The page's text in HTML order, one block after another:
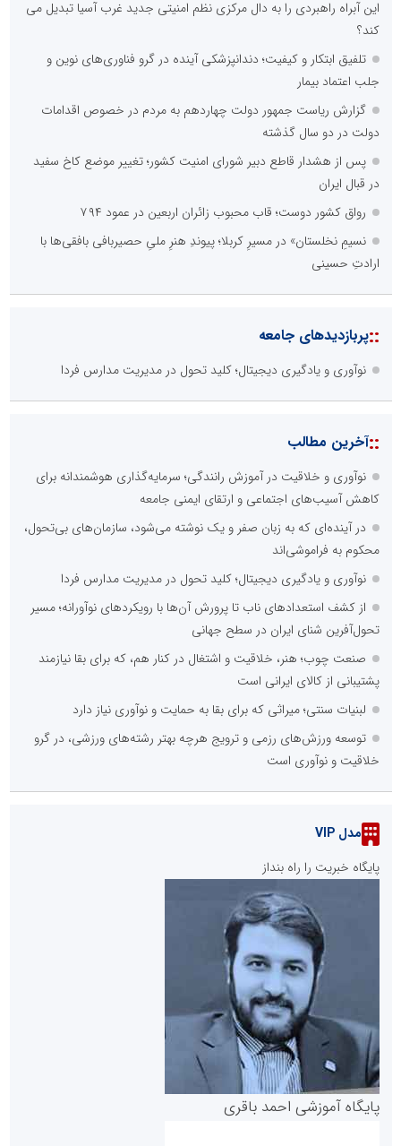
این آبراه راهبردی را به دال مرکزی نظم امنیتی جدید غرب آسیا تبدیل می
کند؟
تلفیق ابتکار و کیفیت؛ دندانپزشکی آینده در گرو فناوری‌های نوین و
جلب اعتماد بیمار
گزارش ریاست جمهور دولت چهاردهم به مردم در خصوص اقدامات
دولت در دو سال گذشته
پس از هشدار قاطع دبیر شورای امنیت کشور؛ تغییر موضع کاخ سفید
در قبال ایران
رواق کشور دوست؛ قاب محبوب زائران اربعین در عمود ۷۹۴
نسیمِ نخلستان» در مسیرِ کربلا؛ پیوندِ هنرِ ملیِ حصیربافی بافقی‌ها با
ارادتِ حسینی
::پربازدیدهای جامعه
نوآوری و یادگیری دیجیتال؛ کلید تحول در مدیریت مدارس فردا
::آخرین مطالب
نوآوری و خلاقیت در آموزش رانندگی؛ سرمایه‌گذاری هوشمندانه برای
کاهش آسیب‌های اجتماعی و ارتقای ایمنی جامعه
در آینده‌ای که به زبان صفر و یک نوشته می‌شود، سازمان‌های بی‌تحول،
محکوم به فراموشی‌اند
نوآوری و یادگیری دیجیتال؛ کلید تحول در مدیریت مدارس فردا
از کشف استعدادهای ناب تا پرورش آن‌ها با رویکردهای نوآورانه؛ مسیر
تحول‌آفرین شنای ایران در سطح جهانی
صنعت چوب؛ هنر، خلاقیت و اشتغال در کنار هم، که برای بقا نیازمند
پشتیبانی از کالای ایرانی است
لبنیات سنتی؛ میراثی که برای بقا به حمایت و نوآوری نیاز دارد
توسعه ورزش‌های رزمی و ترویج هرچه بهتر رشته‌های ورزشی، در گرو
خلاقیت و نوآوری است
مدل VIP
پایگاه خبریت را راه بنداز
پایگاه آموزشی احمد باقری